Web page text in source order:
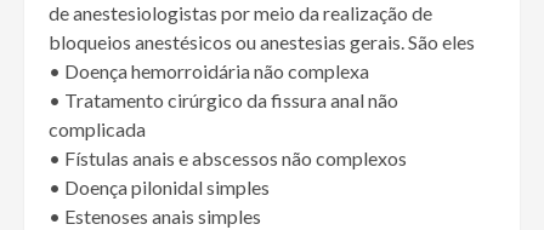
de anestesiologistas por meio da realização de
bloqueios anestésicos ou anestesias gerais. São eles
• Doença hemorroidária não complexa
• Tratamento cirúrgico da fissura anal não
complicada
• Fístulas anais e abscessos não complexos
• Doença pilonidal simples
• Estenoses anais simples